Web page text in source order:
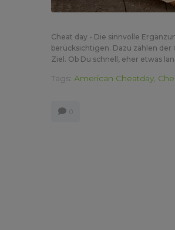
Cheat day - Die sinnvolle
berücksichtigen. Dazu zählen
Ziel. Ob Du schnell, eher etwas
Tags: American Cheatday,